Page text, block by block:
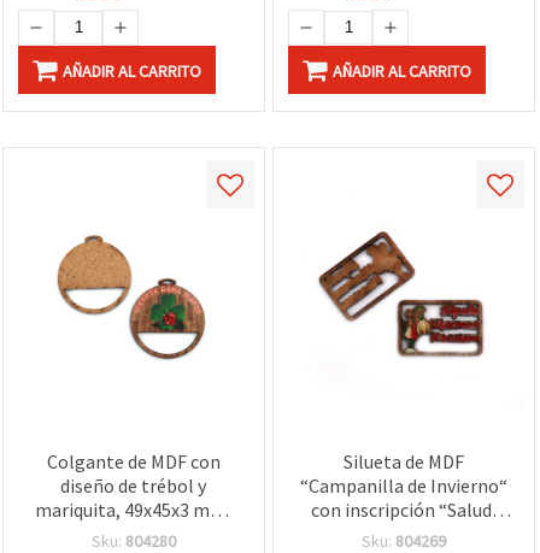
AÑADIR AL CARRITO AÑADIR AL CARRITO
Colgante de MDF con
diseño de trébol y
mariquita, 49x45x3 mm,
agujero 5x2 mm – Pack de
Sku: 804280
Silueta de MDF
“Campanilla de Invierno“
con inscripción “Salud,
Felicidad, Suerte“ para
Sku: 804269